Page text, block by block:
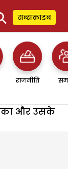
सब्सक्राइब
राजनीति
और उसके